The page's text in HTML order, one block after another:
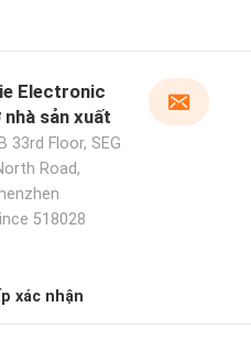
Electronic
sản xuất
33rd Floor, SEG
Road,
518028
xác nhận